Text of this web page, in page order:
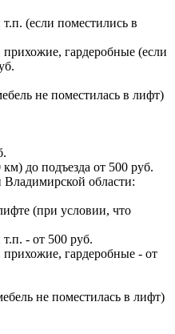
(если поместились в
гардеробные (если
не поместилась в лифт)
км) до подъезда от 500 руб.
области:
(при условии, что
- от 500 руб.
гардеробные - от
не поместилась в лифт)